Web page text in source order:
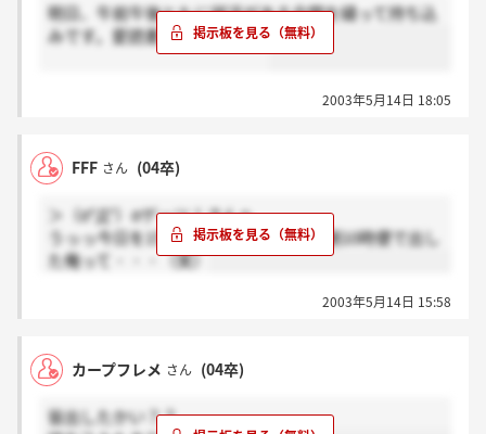
明日、午前午後ともに就活がある合間を縫って持ち込
みです。愛読書・・・ない(涙)
2003年5月14日 18:05
FFF さん (04卒)
＞（σ°Д°）σゲッツ！さんへ
うっっ今日を15日と勘違いして昨日翌朝10時便で出し
た俺って・・・（笑）
2003年5月14日 15:58
カープフレメ さん (04卒)
皆出したかい？？